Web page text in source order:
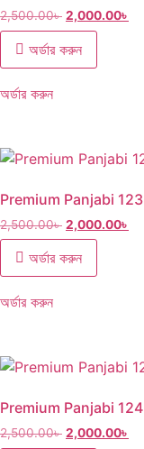
2,500.00৳ 2,000.00৳
অর্ডার করুন
অর্ডার করুন
Premium Panjabi 123
2,500.00৳ 2,000.00৳
অর্ডার করুন
অর্ডার করুন
Premium Panjabi 124
2,500.00৳ 2,000.00৳